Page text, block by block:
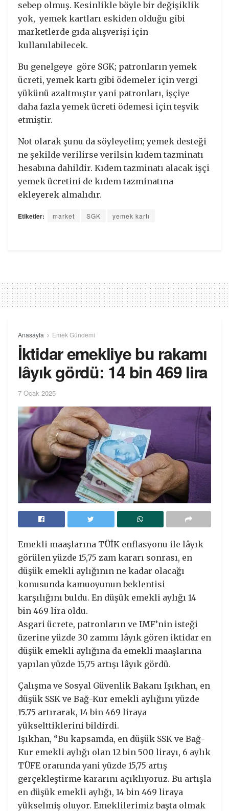
sebep olmuş. Kesinlikle böyle bir değişiklik
yok, yemek kartları eskiden olduğu gibi
marketlerde gıda alışverişi için
kullanılabilecek.
Bu genelgeye göre SGK; patronların yemek
ücreti, yemek kartı gibi ödemeler için vergi
yükünü azaltmıştır yani patronları, işçiye
daha fazla yemek ücreti ödemesi için teşvik
etmiştir.
Not olarak şunu da söyleyelim; yemek desteği
ne şekilde verilirse verilsin kıdem tazminatı
hesabına dahildir. Kıdem tazminatı alacak işçi
yemek ücretini de kıdem tazminatına
ekleyerek almalıdır.
Etiketler: market SGK yemek kartı
Anasayfa Emek Gündemi
İktidar emekliye bu rakamı
lâyık gördü: 14 bin 469 lira
7 Ocak 2025
Emekli maaşlarına TÜİK enflasyonu ile lâyık
görülen yüzde 15,75 zam kararı sonrası, en
düşük emekli aylığının ne kadar olacağı
konusunda kamuoyunun beklentisi
karşılığını buldu. En düşük emekli aylığı 14
bin 469 lira oldu.
Asgari ücrete, patronların ve IMF’nin isteği
üzerine yüzde 30 zammı lâyık gören iktidar en
düşük emekli aylığına da emekli maaşlarına
yapılan yüzde 15,75 artışı lâyık gördü.
Çalışma ve Sosyal Güvenlik Bakanı Işıkhan, en
düşük SSK ve Bağ-Kur emekli aylığını yüzde
15.75 artırarak, 14 bin 469 liraya
yükselttiklerini bildirdi.
Işıkhan, “Bu kapsamda, en düşük SSK ve Bağ-
Kur emekli aylığı olan 12 bin 500 lirayı, 6 aylık
TÜFE oranında yani yüzde 15,75 artış
gerçekleştirme kararını açıklıyoruz. Bu artışla
en düşük emekli aylığı, 14 bin 469 liraya
yükselmiş oluyor. Emeklilerimiz başta olmak